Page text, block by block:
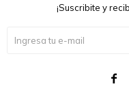
¡Suscribite y
